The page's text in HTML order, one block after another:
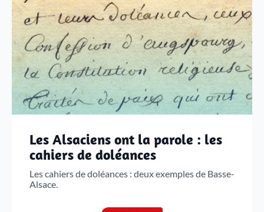
Les Alsaciens ont la parole : les
cahiers de doléances
Les cahiers de doléances : deux exemples de Basse-
Alsace.